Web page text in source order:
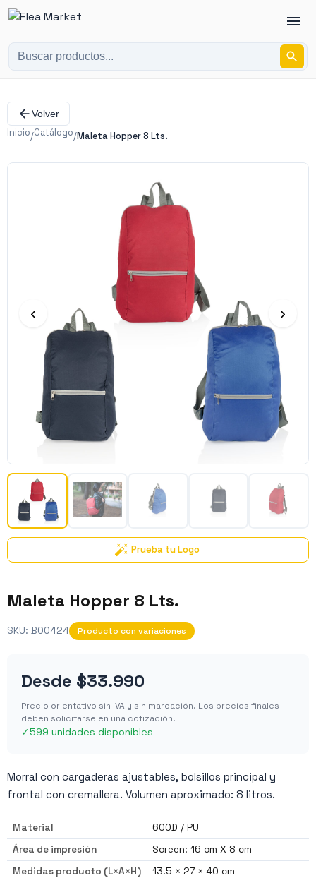
Volver
Inicio/Catálogo/Maleta Hopper 8 Lts.
‹ ›
Prueba tu Logo
Maleta Hopper 8 Lts.
SKU: BO0424 Producto con variaciones
Desde $33.990
Precio orientativo sin IVA y sin marcación. Los precios finales
deben solicitarse en una cotización.
✓599 unidades disponibles
Morral con cargaderas ajustables, bolsillos principal y
frontal con cremallera. Volumen aproximado: 8 litros.
Material
600D / PU
Área de impresión
Screen: 16 cm X 8 cm
Medidas producto (L×A×H)
13.5 × 27 × 40 cm